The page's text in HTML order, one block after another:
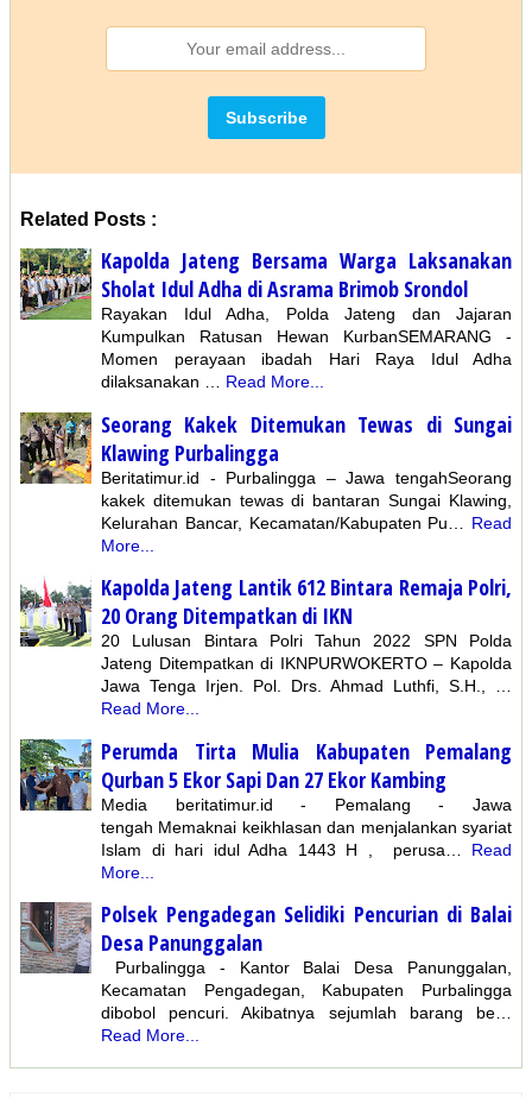
Related Posts :
Kapolda Jateng Bersama Warga Laksanakan
Sholat Idul Adha di Asrama Brimob Srondol
Rayakan Idul Adha, Polda Jateng dan Jajaran
Kumpulkan Ratusan Hewan KurbanSEMARANG -
Momen perayaan ibadah Hari Raya Idul Adha
dilaksanakan …
Read More...
Seorang Kakek Ditemukan Tewas di Sungai
Klawing Purbalingga
Beritatimur.id - Purbalingga – Jawa tengahSeorang
kakek ditemukan tewas di bantaran Sungai Klawing,
Kelurahan Bancar, Kecamatan/Kabupaten Pu…
Read
More...
Kapolda Jateng Lantik 612 Bintara Remaja Polri,
20 Orang Ditempatkan di IKN
20 Lulusan Bintara Polri Tahun 2022 SPN Polda
Jateng Ditempatkan di IKNPURWOKERTO – Kapolda
Jawa Tenga Irjen. Pol. Drs. Ahmad Luthfi, S.H., …
Read More...
Perumda Tirta Mulia Kabupaten Pemalang
Qurban 5 Ekor Sapi Dan 27 Ekor Kambing
Media beritatimur.id - Pemalang - Jawa
tengah Memaknai keikhlasan dan menjalankan syariat
Islam di hari idul Adha 1443 H , perusa…
Read
More...
Polsek Pengadegan Selidiki Pencurian di Balai
Desa Panunggalan
Purbalingga - Kantor Balai Desa Panunggalan,
Kecamatan Pengadegan, Kabupaten Purbalingga
dibobol pencuri. Akibatnya sejumlah barang be…
Read More...